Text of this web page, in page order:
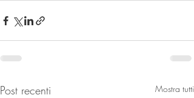
Post recenti Mostra tutti